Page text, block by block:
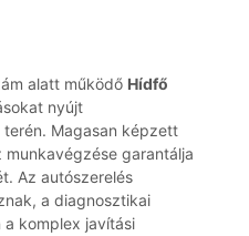
alatt működő Hídfő
nyújt
Magasan képzett
garantálja
Az autószerelés
a diagnosztikai
komplex javítási